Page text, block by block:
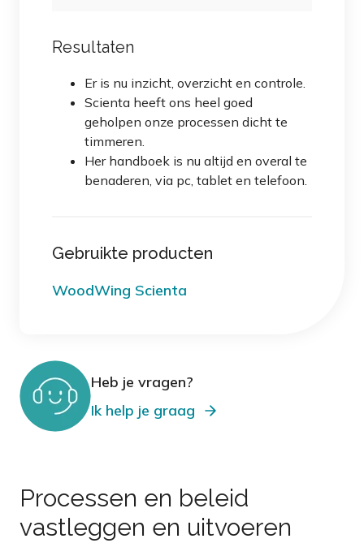
Resultaten
Er is nu inzicht, overzicht en controle.
Scienta heeft ons heel goed
geholpen onze processen dicht te
timmeren.
Her handboek is nu altijd en overal te
benaderen, via pc, tablet en telefoon.
Gebruikte producten
WoodWing Scienta
Heb je vragen?
Ik help je graag
Processen en beleid
vastleggen en uitvoeren